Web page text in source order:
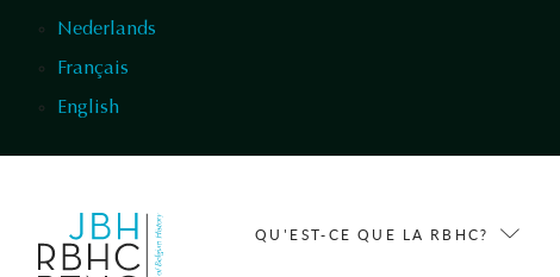
Nederlands
Français
English
QU'EST-CE QUE LA RBHC?